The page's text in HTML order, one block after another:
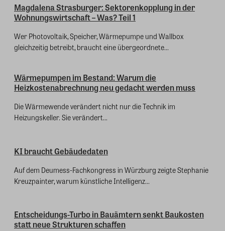
Magdalena Strasburger: Sektorenkopplung in der
Wohnungswirtschaft – Was? Teil 1
Wer Photovoltaik, Speicher, Wärmepumpe und Wallbox
gleichzeitig betreibt, braucht eine übergeordnete...
Wärmepumpen im Bestand: Warum die
Heizkostenabrechnung neu gedacht werden muss
Die Wärmewende verändert nicht nur die Technik im
Heizungskeller. Sie verändert...
KI braucht Gebäudedaten
Auf dem Deumess-Fachkongress in Würzburg zeigte Stephanie
Kreuzpainter, warum künstliche Intelligenz...
Entscheidungs-Turbo in Bauämtern senkt Baukosten
statt neue Strukturen schaffen